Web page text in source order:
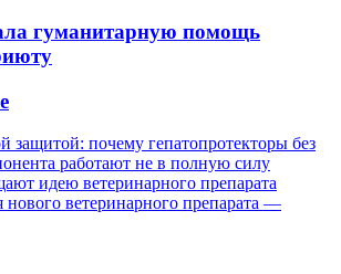
гуманитарную помощь
защитой: почему гепатопротекторы без
работают не в полную силу
идею ветеринарного препарата
нового ветеринарного препарата —